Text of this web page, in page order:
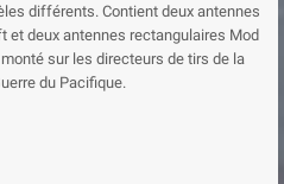
différents. Contient deux antennes
et deux antennes rectangulaires Mod
sur les directeurs de tirs de la
du Pacifique.